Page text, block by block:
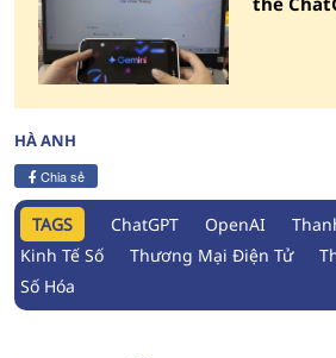
HÀ ANH
Chia sẻ
TAGS ChatGPT OpenAI
Kinh Tế Số
Thương Mại Điện Tử
Số Hóa